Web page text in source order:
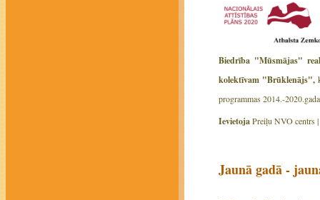
Biedrība "Mūsmājas"
kolektīvam "Brūklenājs",
programmas 2014.-
IevietojaPreiļu NVO centrs |
Jaunā gadā -